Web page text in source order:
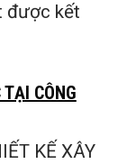
được kết
CÔNG
KẾ XÂY